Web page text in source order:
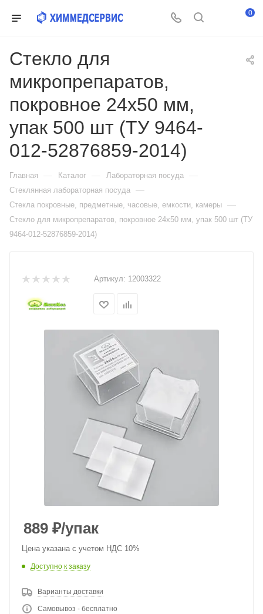
0
Стекло для
микропрепаратов,
покровное 24х50 мм,
упак 500 шт (ТУ 9464-
012-52876859-2014)
Главная — Каталог — Лабораторная посуда —
Стеклянная лабораторная посуда —
Стекла покровные, предметные, часовые, емкости, камеры —
Стекло для микропрепаратов, покровное 24х50 мм, упак 500 шт (ТУ
9464-012-52876859-2014)
Артикул: 12003322
889 ₽/упак
Цена указана с учетом НДС 10%
Доступно к заказу
Варианты доставки
Самовывоз - бесплатно